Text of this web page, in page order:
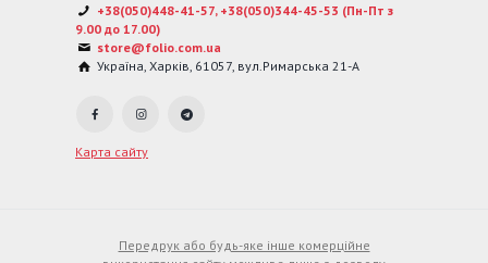
+38(050)448-41-57, +38(050)344-45-53 (Пн-Пт з
9.00 до 17.00)
store@folio.com.ua
Україна Харків 61057, вул.Римарська 21-А
Карта сайту
Передрук або будь-яке інше комерційне